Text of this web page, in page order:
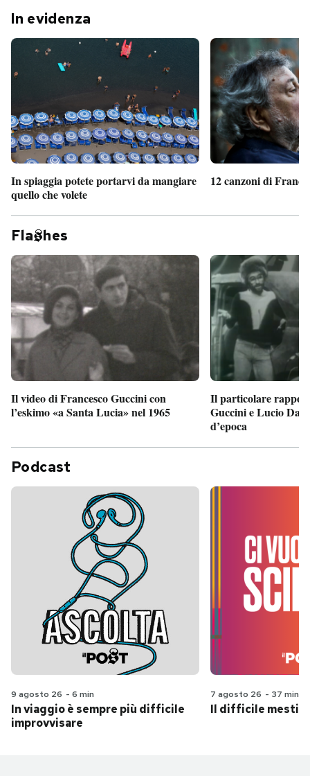
In evidenza
In spiaggia potete portarvi da mangiare
quello che volete
12 canzoni di
Fla hes
Il video di Francesco Guccini con
l’eskimo «a Santa Lucia» nel 1965
Il particolare
Guccini e Lucio
d’epoca
Podcast
9 agosto 26 - 6 min
In viaggio è sempre più difficile
improvvisare
7 agosto 26 - 37 min
Il difficile